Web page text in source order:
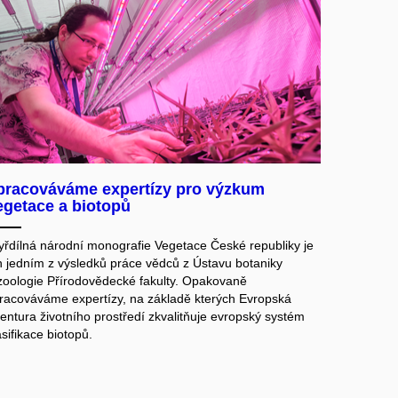
expertízy pro výzkum
a biotopů
národní monografie Vegetace České republiky je
jedním z výsledků práce vědců z Ústavu botaniky
Přírodovědecké fakulty. Opakovaně
expertízy, na základě kterých Evropská
životního prostředí zkvalitňuje evropský systém
biotopů.